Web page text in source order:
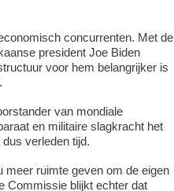
concurrenten. Met de
president Joe Biden
voor hem belangrijker is
van mondiale
en militaire slagkracht het
verleden tijd.
meer ruimte geven om de eigen
Commissie blijkt echter dat